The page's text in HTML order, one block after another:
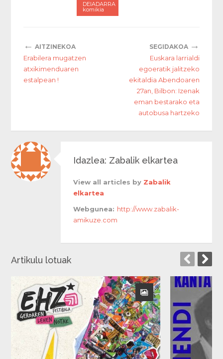
DEIADARRA
komikia
← AITZINEKOA
Erabilera mugatzen
atxikimenduaren
estalpean !
SEGIDAKOA →
Euskara larrialdi
egoeratik jalitzeko
ekitaldia Abendoaren
27an, Bilbon: Izenak
eman bestarako eta
autobusa hartzeko
Idazlea: Zabalik elkartea
View all articles by Zabalik
elkartea
Webgunea: http://www.zabalik-
amikuze.com
Artikulu lotuak